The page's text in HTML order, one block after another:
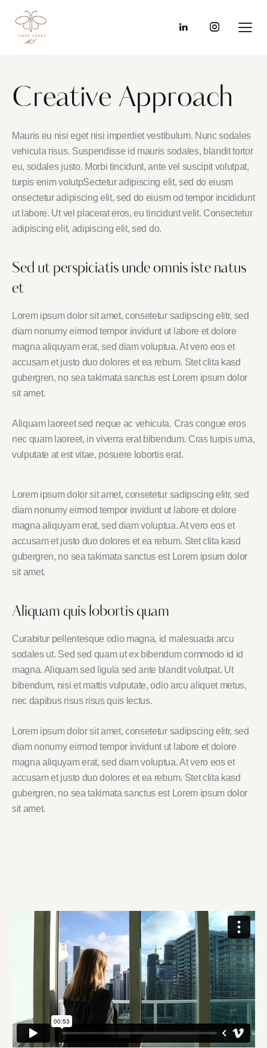
Creative Approach
Mauris eu nisi eget nisi imperdiet vestibulum. Nunc sodales
vehicula risus. Suspendisse id mauris sodales, blandit tortor
eu, sodales justo. Morbi tincidunt, ante vel suscipit volutpat,
turpis enim volutpSectetur adipiscing elit, sed do eiusm
onsectetur adipiscing elit, sed do eiusm od tempor incididunt
ut labore. Ut vel placerat eros, eu tincidunt velit. Consectetur
adipiscing elit, adipiscing elit, sed do.
Sed ut perspiciatis unde omnis iste natus
et
Lorem ipsum dolor sit amet, consetetur sadipscing elitr, sed
diam nonumy eirmod tempor invidunt ut labore et dolore
magna aliquyam erat, sed diam voluptua. At vero eos et
accusam et justo duo dolores et ea rebum. Stet clita kasd
gubergren, no sea takimata sanctus est Lorem ipsum dolor
sit amet.
Aliquam laoreet sed neque ac vehicula. Cras congue eros
nec quam laoreet, in viverra erat bibendum. Cras turpis urna,
vulputate at est vitae, posuere lobortis erat.
Lorem ipsum dolor sit amet, consetetur sadipscing elitr, sed
diam nonumy eirmod tempor invidunt ut labore et dolore
magna aliquyam erat, sed diam voluptua. At vero eos et
accusam et justo duo dolores et ea rebum. Stet clita kasd
gubergren, no sea takimata sanctus est Lorem ipsum dolor
sit amet.
Aliquam quis lobortis quam
Curabitur pellentesque odio magna, id malesuada arcu
sodales ut. Sed sed quam ut ex bibendum commodo id id
magna. Aliquam sed ligula sed ante blandit volutpat. Ut
bibendum, nisi et mattis vulputate, odio arcu aliquet metus,
nec dapibus risus risus quis lectus.
Lorem ipsum dolor sit amet, consetetur sadipscing elitr, sed
diam nonumy eirmod tempor invidunt ut labore et dolore
magna aliquyam erat, sed diam voluptua. At vero eos et
accusam et justo duo dolores et ea rebum. Stet clita kasd
gubergren, no sea takimata sanctus est Lorem ipsum dolor
sit amet.